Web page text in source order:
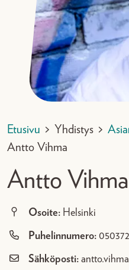
Etusivu > Yhdistys >
Antto Vihma
Antto Vihma
Osoite: Helsinki
Puhelinnumero:
Sähköposti: